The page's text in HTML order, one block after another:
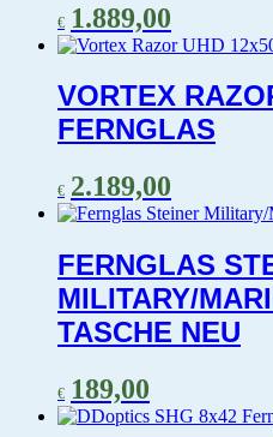
€ 1.889,00
VORTEX
FERNGLAS
€ 2.189,00
FERNGLAS
MILITARY/
TASCHE NEU
€ 189,00